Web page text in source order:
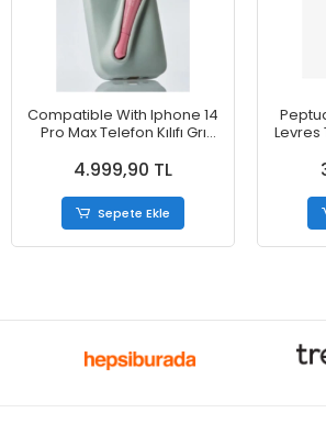
Compatible With Iphone 14
Pro Max Telefon Kılıfı Grı
4.999,90 TL
Sepete Ekle
Levres